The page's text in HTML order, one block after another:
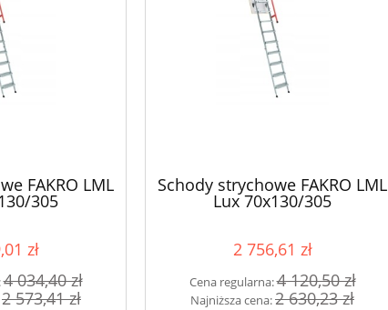
FAKRO LML
305
zł
4 034,40 zł
2 573,41 zł
Schody strychowe FAKRO LML
Lux 70x130/305
2 756,61 zł
Cena regularna:4 120,50 zł
Najniższa cena:2 630,23 zł